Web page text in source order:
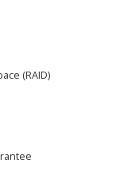
(RAID)